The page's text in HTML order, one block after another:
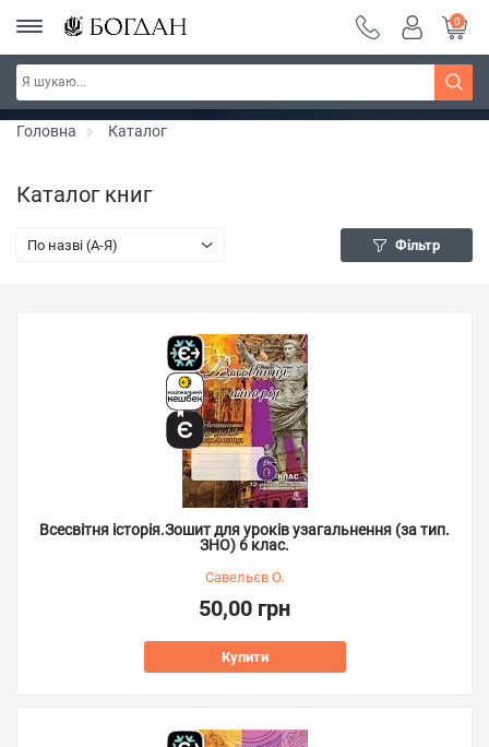
РОЗПРОДАЖ ~ 150 грн ~ 200 грн ~ 250 грн ~
300 грн ~ РОЗПРОДАЖ
Дізнатись більше
0
Головна Каталог
Каталог книг
По назві (A-Я) Фільтр
Всесвітня історія.Зошит для уроків узагальнення (за тип.
ЗНО) 6 клас.
Савельєв О.
50,00 грн
Купити